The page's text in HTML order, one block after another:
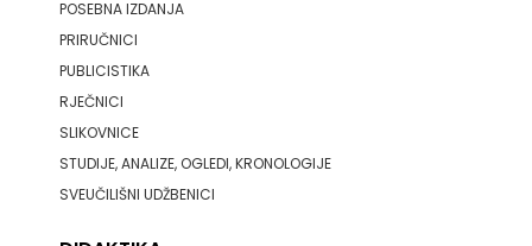
NA
ENGLESKOM
JEZIKU
POSEBNA IZDANJA
PRIRUČNICI
PUBLICISTIKA
RJEČNICI
SLIKOVNICE
STUDIJE, ANALIZE, OGLEDI, KRONOLOGIJE
SVEUČILIŠNI UDŽBENICI